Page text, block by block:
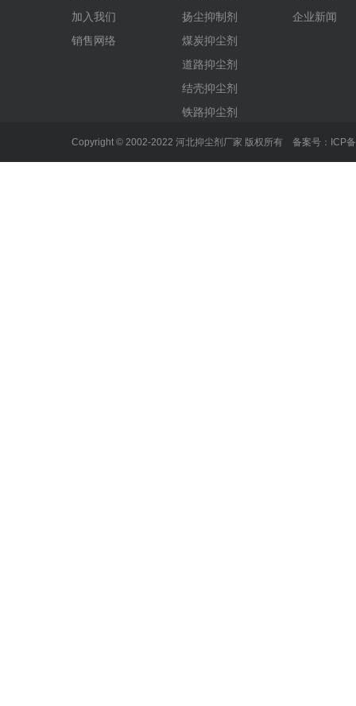
加入我们
销售网络
扬尘抑制剂
煤炭抑尘剂
道路抑尘剂
结壳抑尘剂
铁路抑尘剂
企业新闻
Copyright © 2002-2022 河北抑尘剂厂家 版权所有 备案号： ICP